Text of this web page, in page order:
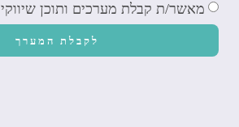
מאשר/ת קבלת מערכים ותוכן שיווקי
לקבלת המערך